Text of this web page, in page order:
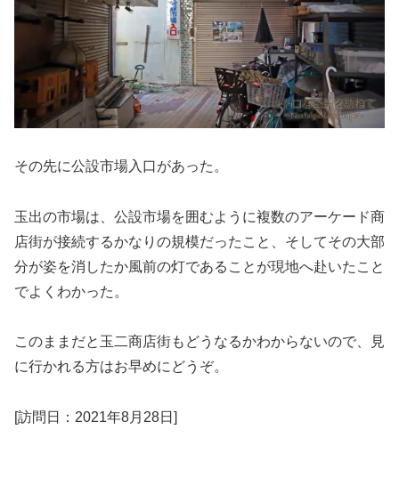
その先に公設市場入口があった。
玉出の市場は、公設市場を囲むように複数のアーケード商
店街が接続するかなりの規模だったこと、そしてその大部
分が姿を消したか風前の灯であることが現地へ赴いたこと
でよくわかった。
このままだと玉二商店街もどうなるかわからないので、見
に行かれる方はお早めにどうぞ。
[訪問日：2021年8月28日]